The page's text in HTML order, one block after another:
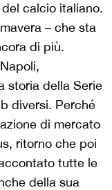
calcio italiano.
– che sta
di più.
storia della Serie
diversi. Perché
di mercato
ritorno che poi
tutte le
della sua